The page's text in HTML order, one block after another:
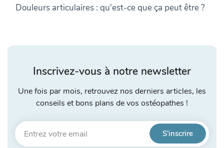
Douleurs articulaires : qu'est-ce que ça peut être ?
Inscrivez-vous à notre newsletter
Une fois par mois, retrouvez nos derniers articles, les
conseils et bons plans de vos ostéopathes !